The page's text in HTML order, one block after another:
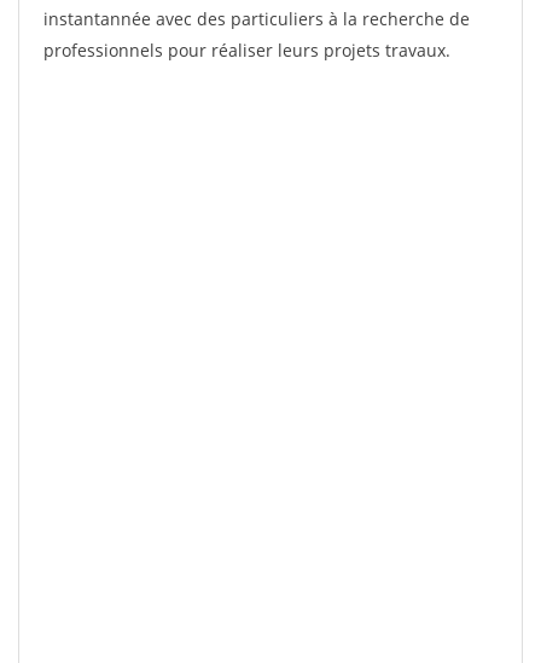
instantannée avec des particuliers à la recherche de
professionnels pour réaliser leurs projets travaux.